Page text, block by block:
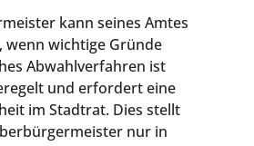
kann seines Amtes
wichtige Gründe
Abwahlverfahren ist
und erfordert eine
im Stadtrat. Dies stellt
nur in